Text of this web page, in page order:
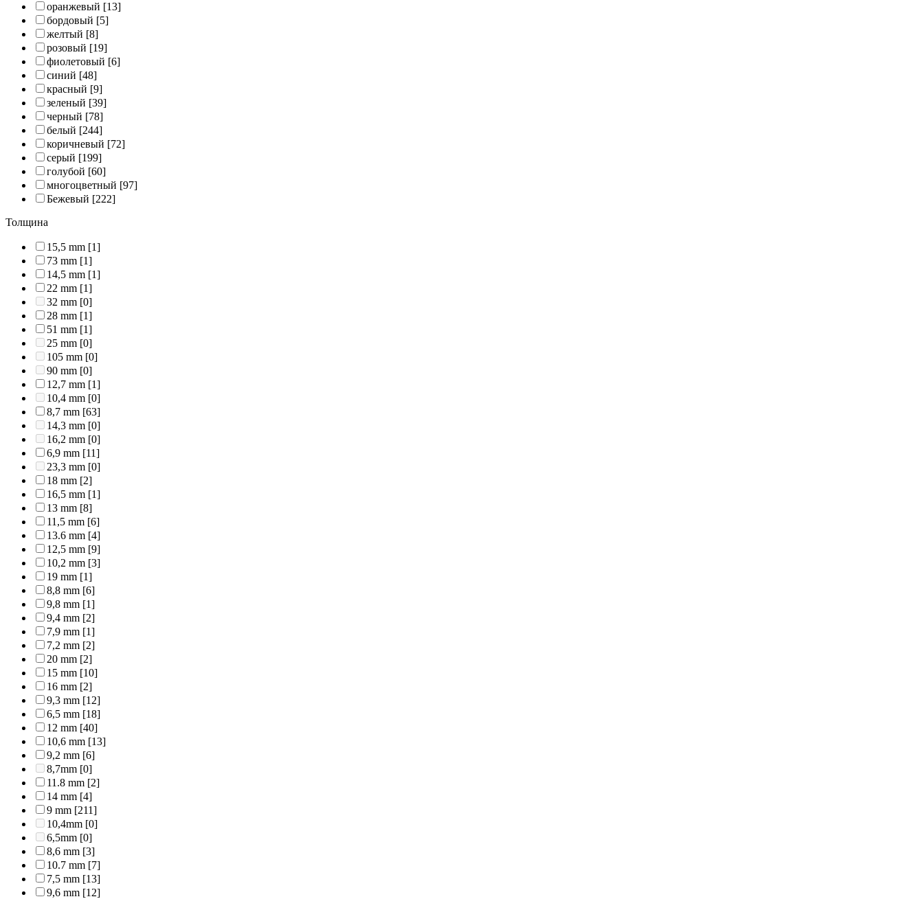
оранжевый [13]
бордовый [5]
желтый [8]
розовый [19]
фиолетовый [6]
синий [48]
красный [9]
зеленый [39]
черный [78]
белый [244]
коричневый [72]
серый [199]
голубой [60]
многоцветный [97]
Бежевый [222]
Толщина
15,5 mm [1]
73 mm [1]
14,5 mm [1]
22 mm [1]
32 mm [0]
28 mm [1]
51 mm [1]
25 mm [0]
105 mm [0]
90 mm [0]
12,7 mm [1]
10,4 mm [0]
8,7 mm [63]
14,3 mm [0]
16,2 mm [0]
6,9 mm [11]
23,3 mm [0]
18 mm [2]
16,5 mm [1]
13 mm [8]
11,5 mm [6]
13.6 mm [4]
12,5 mm [9]
10,2 mm [3]
19 mm [1]
8,8 mm [6]
9,8 mm [1]
9,4 mm [2]
7,9 mm [1]
7,2 mm [2]
20 mm [2]
15 mm [10]
16 mm [2]
9,3 mm [12]
6,5 mm [18]
12 mm [40]
10,6 mm [13]
9,2 mm [6]
8,7mm [0]
11.8 mm [2]
14 mm [4]
9 mm [211]
10,4mm [0]
6,5mm [0]
8,6 mm [3]
10.7 mm [7]
7,5 mm [13]
9,6 mm [12]